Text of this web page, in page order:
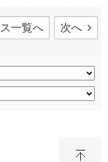
一覧へ 次へ